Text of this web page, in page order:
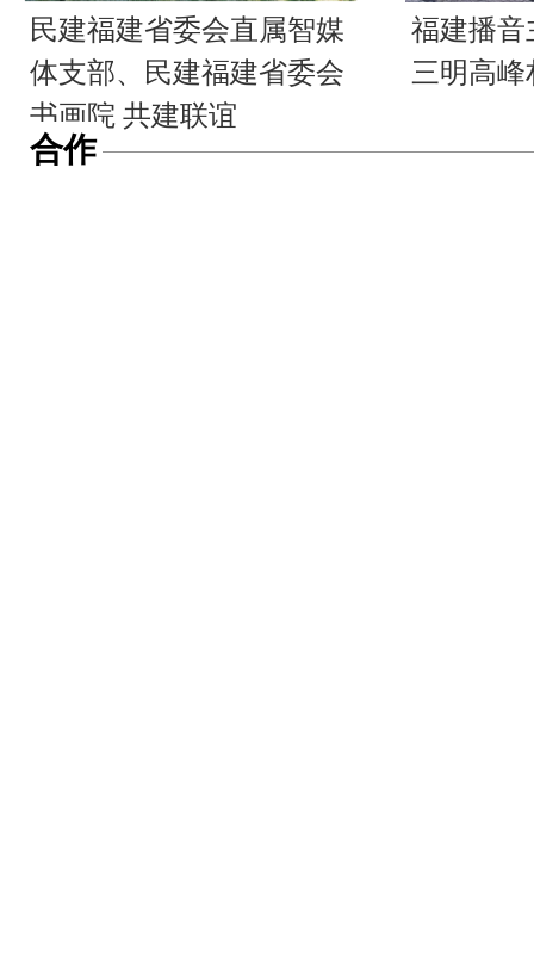
民建福建省委会直属智媒
体支部、民建福建省委会
书画院 共建联谊
福建播音
三明高
合作